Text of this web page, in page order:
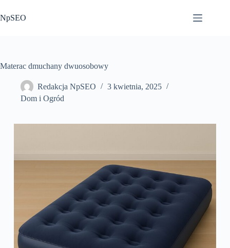
do
treści
NpSEO
Materac dmuchany dwuosobowy
Redakcja NpSEO
3 kwietnia, 2025
Dom i Ogród